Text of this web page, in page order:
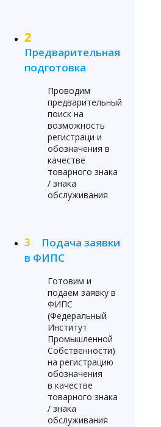
Предварительная
подготовка
Проводим
предварительный
поиск на
возможность
регистраци и
обозначения в
качестве
товарного знака
/ знака
обслуживания
Подача заявки
в ФИПС
Готовим и
подаем заявку в
ФИПС
(Федеральный
Институт
Промышленной
Собственности)
на регистрацию
обозначения
в качестве
товарного знака
/ знака
обслуживания